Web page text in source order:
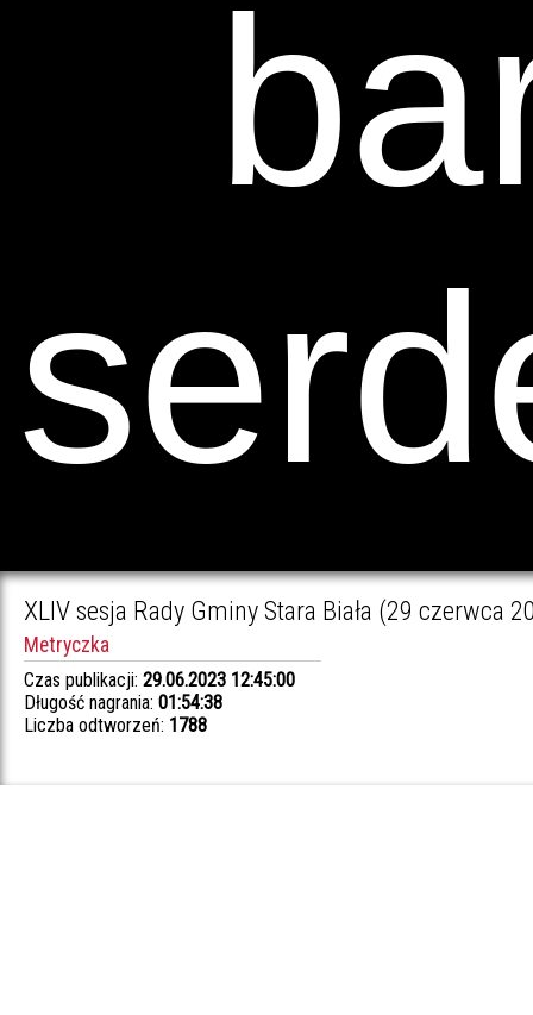
XLIV sesja Rady Gminy Stara Biała (29 czerwca
Metryczka
Czas publikacji: 29.06.2023 12:45:00
Długość nagrania: 01:54:38
Liczba odtworzeń: 1788